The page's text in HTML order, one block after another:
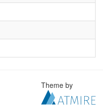
Theme by